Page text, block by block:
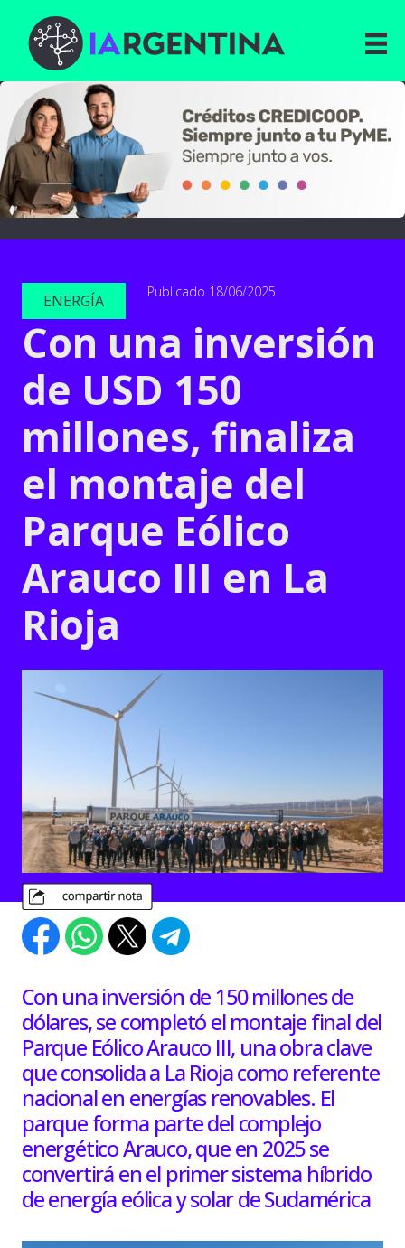
ENERGÍA Publicado 18/06/2025
Con una inversión
de USD 150
millones, finaliza
el montaje del
Parque Eólico
Arauco III en La
Rioja
Con una inversión de 150 millones de
dólares, se completó el montaje final del
Parque Eólico Arauco III, una obra clave
que consolida a La Rioja como referente
nacional en energías renovables. El
parque forma parte del complejo
energético Arauco, que en 2025 se
convertirá en el primer sistema híbrido
de energía eólica y solar de Sudamérica